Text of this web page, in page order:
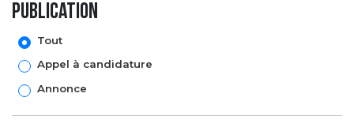
Publication
Tout
Appel à candidature
Annonce